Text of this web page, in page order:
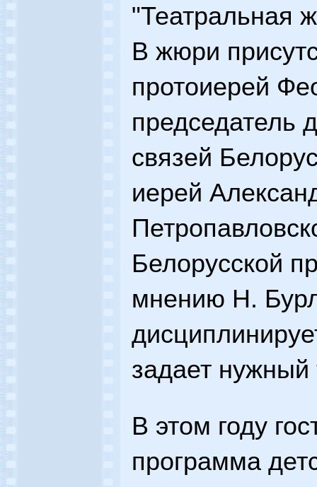
"Театральная
В жюри
протоиерей
председатель
связей
иерей
Белорусской
мнению Н.
задает
В этом году
программа